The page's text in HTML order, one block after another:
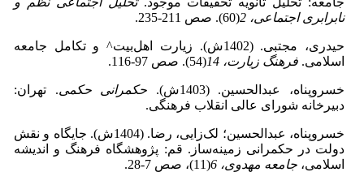
نابرابری اجتماعی، 2
(60). صص 211-235.
حیدری، مجتبی. (1402ش). زیارت اهل‌بیت^ و تکامل جامعه
اسلامی. فرهنگ زیارت، 14 (54). صص 97-116.
خسروپناه، عبدالحسین. (1403ش). حکمرانی حکمی. تهران:
دبیرخانه شورای عالی انقلاب فرهنگی.
خسروپناه، عبدالحسین؛ لک‌زایی، رضا. (1404ش). جایگاه و نقش
دولت در حکمرانی زمینه‌ساز. قم: پژوهشگاه فرهنگ و اندیشه
اسلامی، جامعه مهدوی، 6 (11)، صص 7-28.